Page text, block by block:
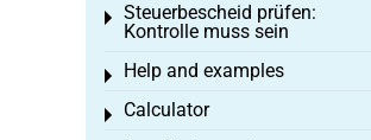
Steuerbescheid prüfen:
Kontrolle muss sein
Toggle menu
Help and examples
Toggle menu
Calculator
Toggle menu